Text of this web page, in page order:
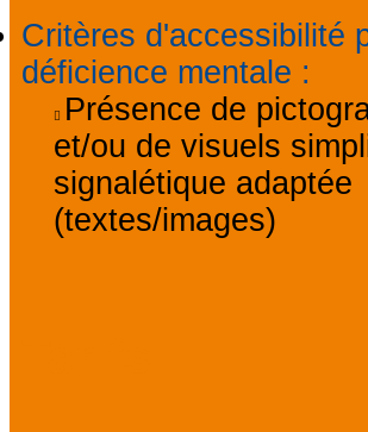
Critères d'accessibilité
déficience mentale :
Présence de
et/ou de visuels
signalétique adaptée
(textes/images)